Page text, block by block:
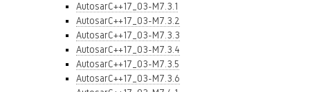
AutosarC++17_03-M7.3.1
AutosarC++17_03-M7.3.2
AutosarC++17_03-M7.3.3
AutosarC++17_03-M7.3.4
AutosarC++17_03-M7.3.5
AutosarC++17_03-M7.3.6